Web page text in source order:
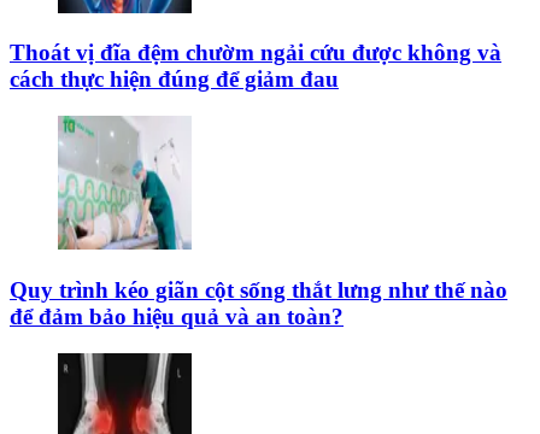
Thoát vị đĩa đệm chườm ngải cứu được không và
cách thực hiện đúng để giảm đau
Quy trình kéo giãn cột sống thắt lưng như thế nào
để đảm bảo hiệu quả và an toàn?